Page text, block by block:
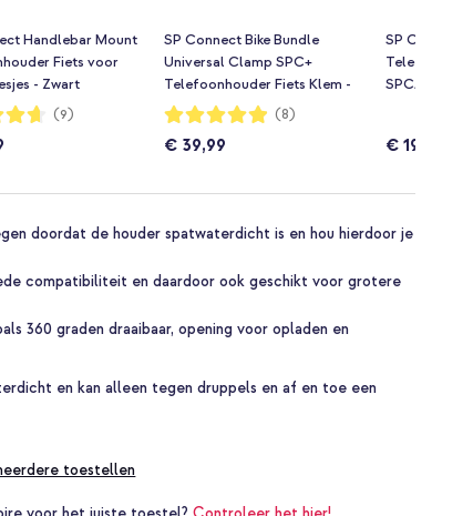
Handlebar Mount
Fiets voor
- Zwart
(9)
SP Connect Bike Bundle
Universal Clamp SPC+
Telefoonhouder Fiets Klem -
Zwart
Waardering:
98%
(8)
€ 39,99
SP Connect
SPC/SPC+
€ 19,99
doordat de houder spatwaterdicht is en hou hierdoor je
compatibiliteit en daardoor ook geschikt voor grotere
360 graden draaibaar, opening voor opladen en
en kan alleen tegen druppels en af en toe een
toestellen